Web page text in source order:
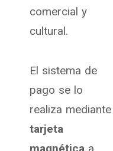
comercial y
cultural.
El sistema de
pago se lo
realiza mediante
tarjeta
magnética a